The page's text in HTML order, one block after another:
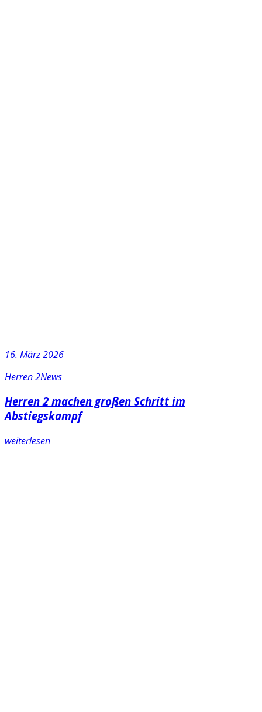
16. März 2026
Herren 2News
Herren 2 machen großen Schritt im
Abstiegskampf
weiterlesen